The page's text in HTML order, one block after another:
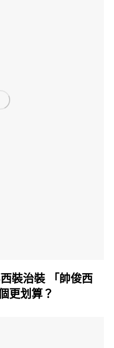
裝治裝 「帥俊西
更划算？